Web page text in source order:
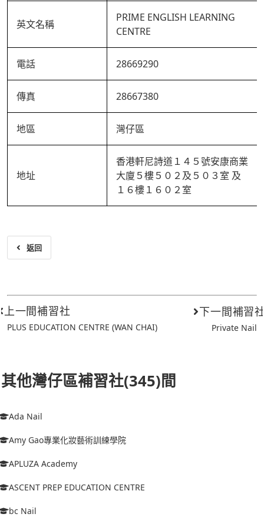
英文名稱
PRIME ENGLISH LEARNING
CENTRE
電話 28669290
傳真 28667380
地區 灣仔區
地址
香港軒尼詩道１４５號安康商業
大廈５樓５０２及５０３室 及
１６樓１６０２室
返回
上一間補習社
PLUS EDUCATION CENTRE (WAN CHAI)
下一間補習
Private Nail
其他灣仔區補習社(345)間
Ada Nail
Amy Gao專業化妝藝術訓練學院
APLUZA Academy
ASCENT PREP EDUCATION CENTRE
bc Nail